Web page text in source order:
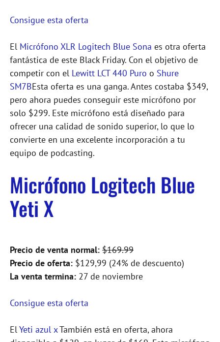
Consigue esta oferta
El Micrófono XLR Logitech Blue Sona es otra oferta
fantástica de este Black Friday. Con el objetivo de
competir con el Lewitt LCT 440 Puro o Shure
SM7BEsta oferta es una ganga. Antes costaba $349,
pero ahora puedes conseguir este micrófono por
solo $299. Este micrófono está diseñado para
ofrecer una calidad de sonido superior, lo que lo
convierte en una excelente incorporación a tu
equipo de podcasting.
Micrófono Logitech Blue
Yeti X
Precio de venta normal: $169.99
Precio de oferta: $129,99 (24% de descuento)
La venta termina: 27 de noviembre
Consigue esta oferta
ElYeti azul xTambién está en oferta, ahora